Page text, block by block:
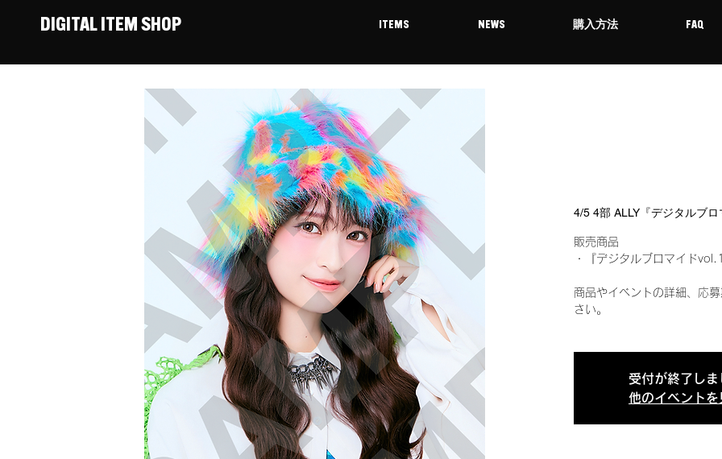
DIGITAL ITEM SHOP ITEMS NEWS 購入方法 FAQ
4/5 4部 ALLY『デジタルブ
販売商品
・『デジタルブロマイド
商品やイベントの詳細、応
さい。
受付が終了しま
他のイベントを